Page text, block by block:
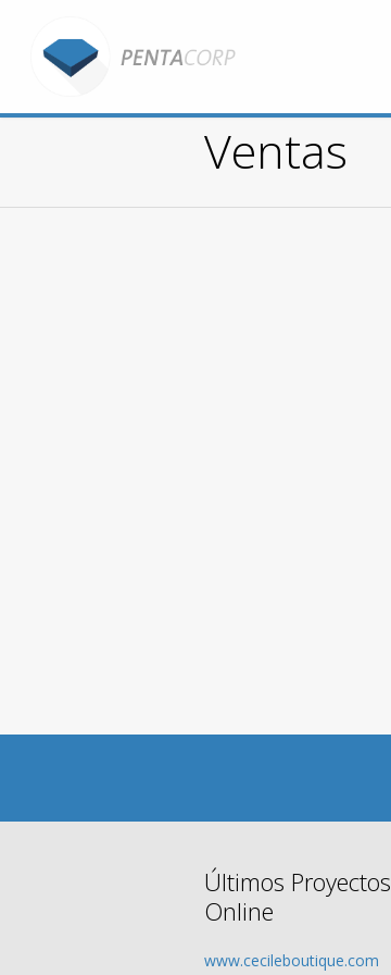
Ventas
Últimos Proyectos
Online
www.cecileboutique.com